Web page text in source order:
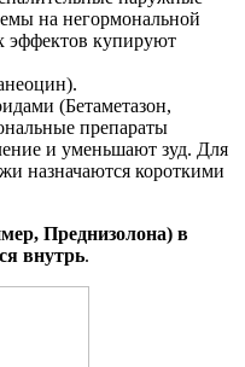
на негормональной
эффектов купируют
(Бетаметазон,
препараты
и уменьшают зуд. Для
назначаются короткими
Преднизолона) в
внутрь.